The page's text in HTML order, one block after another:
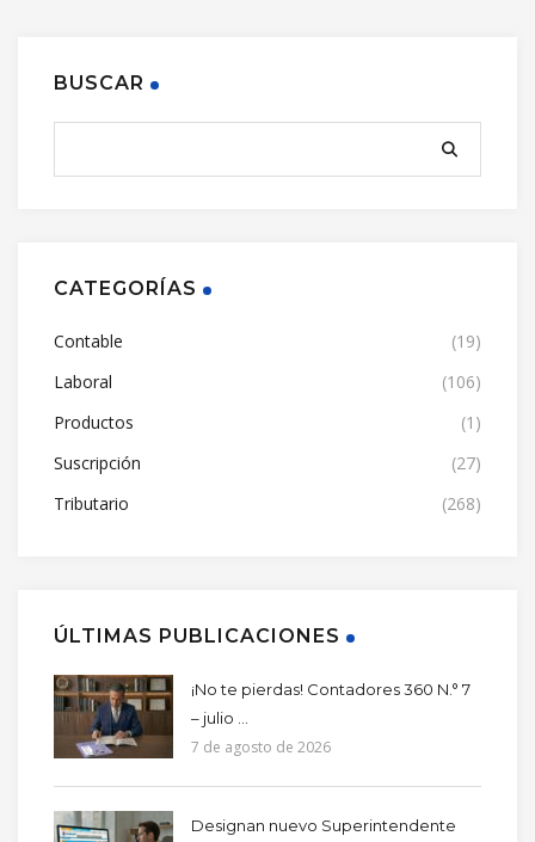
BUSCAR
CATEGORÍAS
Contable
(19)
Laboral
(106)
Productos
(1)
Suscripción
(27)
Tributario
(268)
ÚLTIMAS PUBLICACIONES
¡No te pierdas! Contadores 360 N.° 7
– julio ...
7 de agosto de 2026
Designan nuevo Superintendente